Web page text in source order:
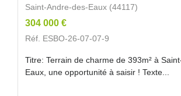
Saint-Andre-des-Eaux (44117)
304 000 €
Réf. ESBO-26-07-07-9
Titre: Terrain de charme de 393m² à
Eaux, une opportunité à saisir ! Texte...